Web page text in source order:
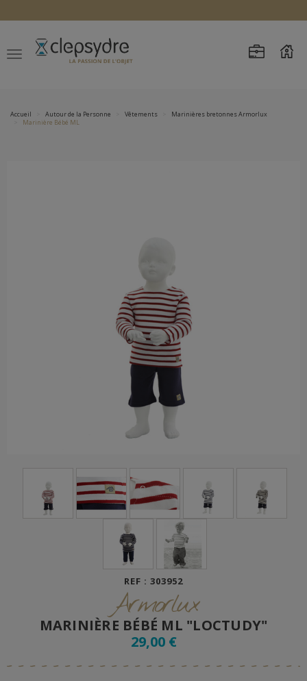
Accueil Autour de la Personne Vêtements
Marinières bretonnes Armorlux
Marinière Bébé ML
REF : 303952
Armorlux
MARINIÈRE BÉBÉ ML "LOCTUDY"
29,00 €